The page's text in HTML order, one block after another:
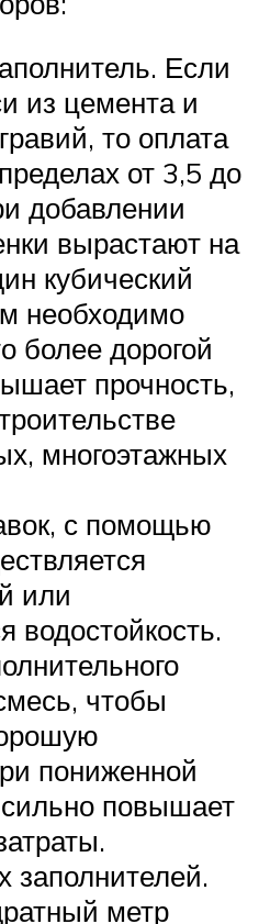
Если
из цемента и
то оплата
от 3,5 до
добавлении
вырастают на
кубический
необходимо
более дорогой
прочность,
многоэтажных
с помощью
или
водостойкость.
чтобы
пониженной
повышает
заполнителей.
метр